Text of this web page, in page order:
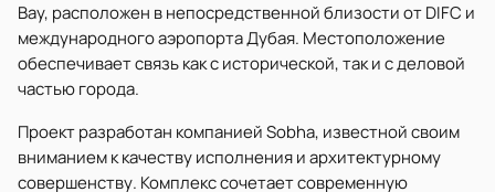
Bay, расположен в непосредственной близости от DIFC и
международного аэропорта Дубая. Местоположение
обеспечивает связь как с исторической, так и с деловой
частью города.
Проект разработан компанией Sobha, известной своим
вниманием к качеству исполнения и архитектурному
совершенству. Комплекс сочетает современную